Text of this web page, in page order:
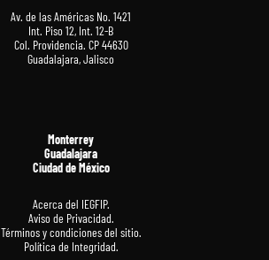
Av. de las Américas No. 1421
Int. Piso 12, Int. 12-B
Col. Providencia. CP 44630
Guadalajara, Jalisco
Monterrey
Guadalajara
Ciudad de México
Acerca del IEGFIP.
Aviso de Privacidad.
Términos y condiciones del sitio.
Política de Integridad.